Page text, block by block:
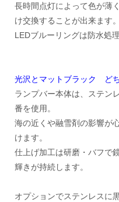
長時間点灯によって色が薄
け交換することが出来ます。
LEDブルーリングは防水処
光沢とマットブラック ど
ランプバー本体は、ステン
番を使用。
海の近くや融雪剤の影響が
けます。
仕上げ加工は研磨・バフで
輝きが持続します。
オプションでステンレスに